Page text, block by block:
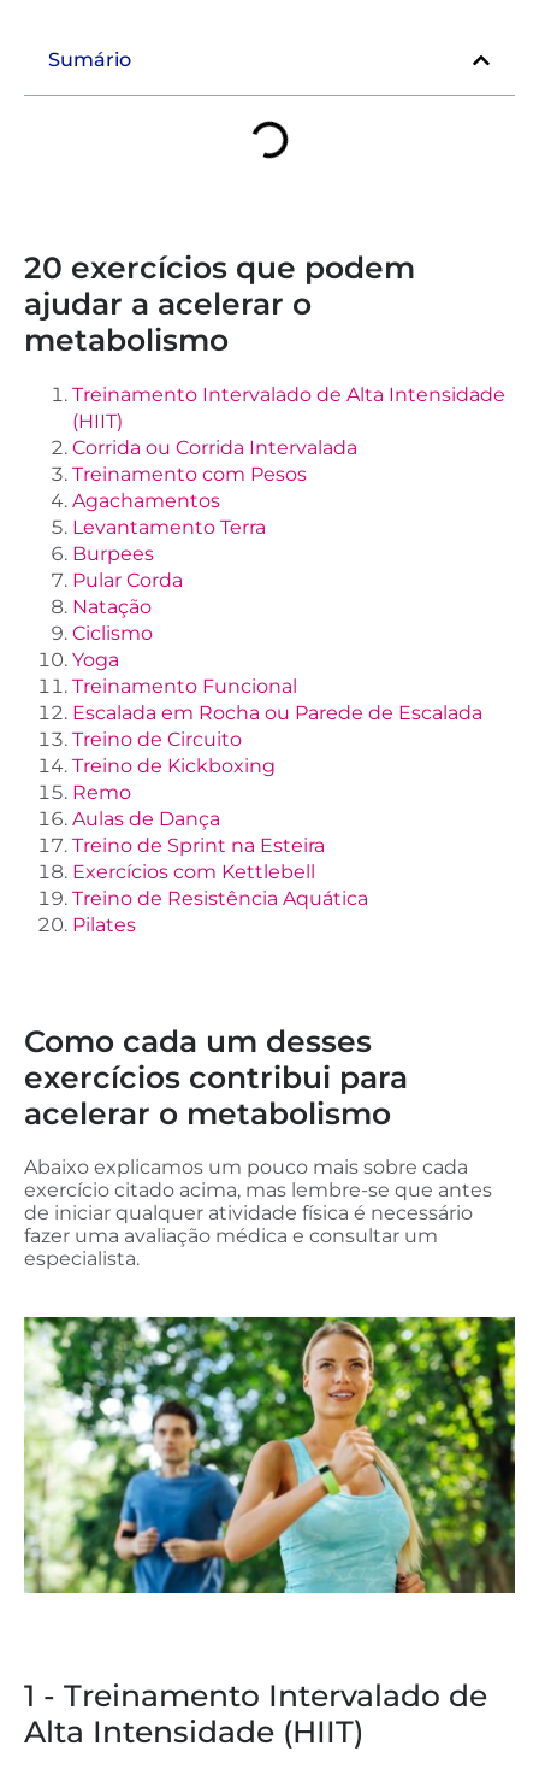
Sumário
20 exercícios que podem
ajudar a acelerar o
metabolismo
Treinamento Intervalado de Alta Intensidade
(HIIT)
Corrida ou Corrida Intervalada
Treinamento com Pesos
Agachamentos
Levantamento Terra
Burpees
Pular Corda
Natação
Ciclismo
Yoga
Treinamento Funcional
Escalada em Rocha ou Parede de Escalada
Treino de Circuito
Treino de Kickboxing
Remo
Aulas de Dança
Treino de Sprint na Esteira
Exercícios com Kettlebell
Treino de Resistência Aquática
Pilates
Como cada um desses
exercícios contribui para
acelerar o metabolismo
Abaixo explicamos um pouco mais sobre cada
exercício citado acima, mas lembre-se que antes
de iniciar qualquer atividade física é necessário
fazer uma avaliação médica e consultar um
especialista.
1 - Treinamento Intervalado de
Alta Intensidade (HIIT)